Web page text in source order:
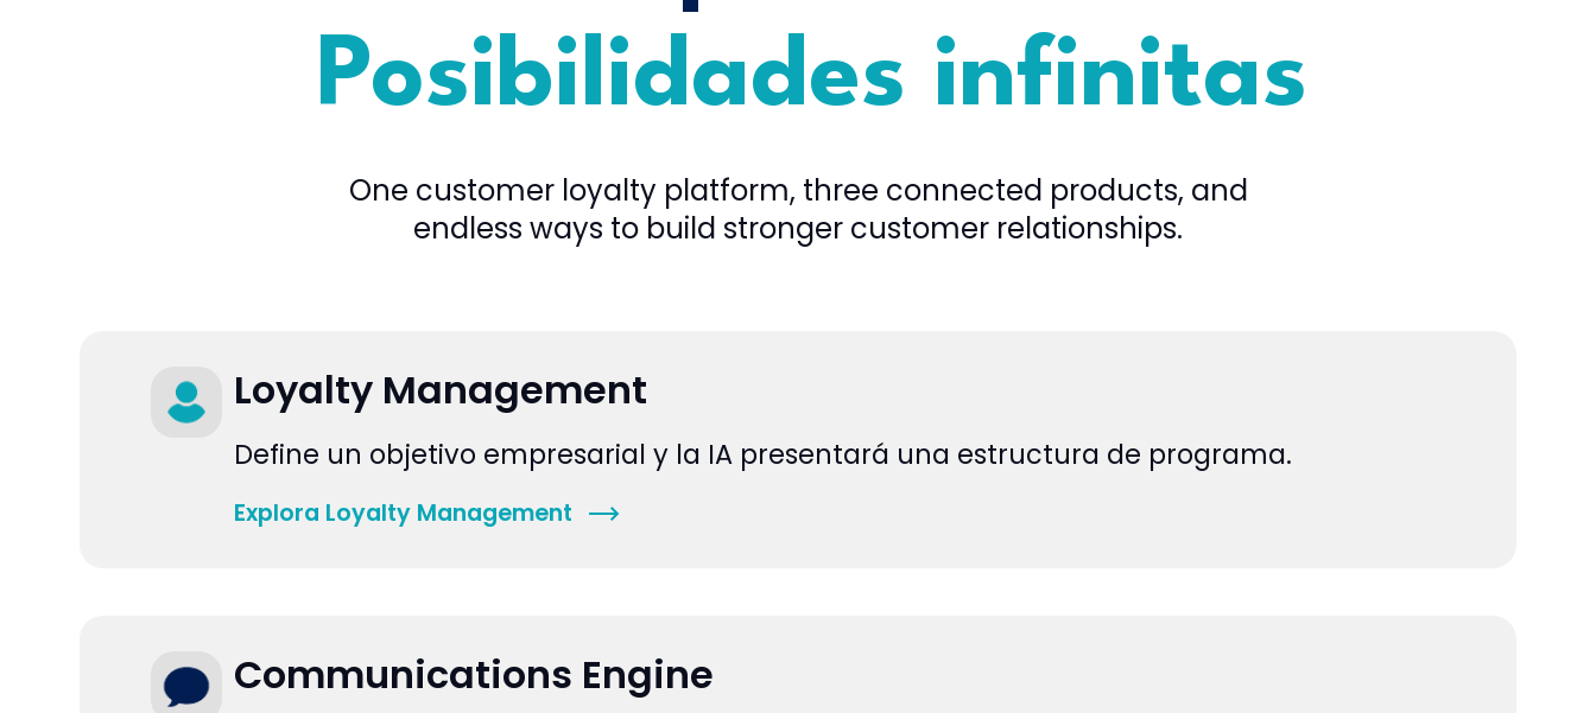
Posibilidades infinitas
One customer loyalty platform, three connected products, and
endless ways to build stronger customer relationships.
Loyalty Management
Define un objetivo empresarial y la IA presentará una estructura de programa.
Explora Loyalty Management
Communications Engine